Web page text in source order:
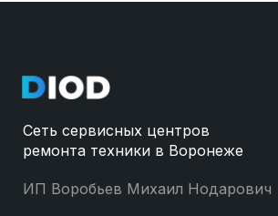
Сеть сервисных центров
ремонта техники в Воронеже
ИП Воробьев Михаил Нодарович